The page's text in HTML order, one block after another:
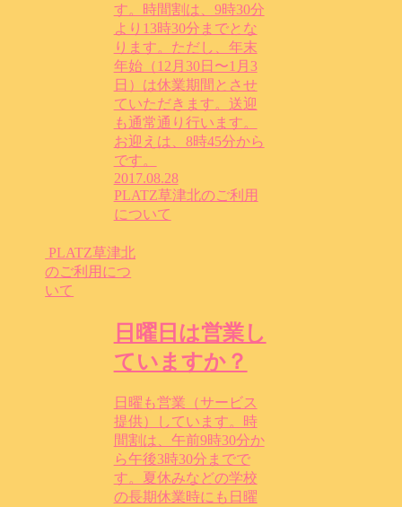
す。時間割は、9時30分
より13時30分までとな
ります。ただし、年末
年始（12月30日〜1月3
日）は休業期間とさせ
ていただきます。送迎
も通常通り行います。
お迎えは、8時45分から
です。
2017.08.28
PLATZ草津北のご利用
について
PLATZ草津北
のご利用につ
いて
日曜日は営業し
ていますか？
日曜も営業（サービス
提供）しています。時
間割は、午前9時30分か
ら午後3時30分までで
す。夏休みなどの学校
の長期休業時にも日曜